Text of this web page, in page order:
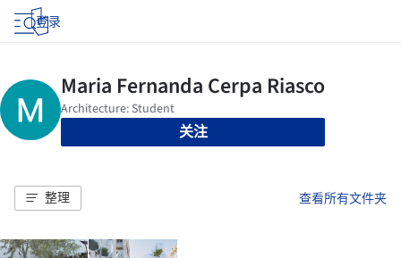
登录
关注
整理 查看所有文件夹